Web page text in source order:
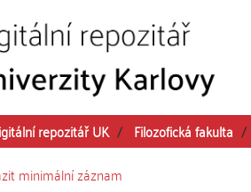
repozitář UK Filozofická fakulta
minimální záznam